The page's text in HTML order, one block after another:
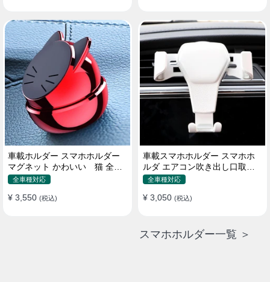
車載ホルダー スマホホルダー
マグネット かわいい 猫 全機
種 片手操作
全車種対応
¥ 3,550 (税込)
車載スマホホルダー スマホホ
ルダ エアコン吹き出し口取り
付け 全機種 可愛い アニメ
全車種対応
¥ 3,050 (税込)
スマホホルダー一覧 ＞